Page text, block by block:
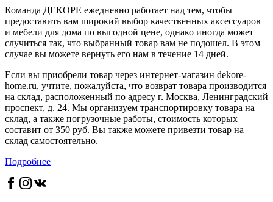
Команда ДЕКОРЕ ежедневно работает над тем, чтобы
предоставить вам широкий выбор качественных аксессуаров
и мебели для дома по выгодной цене, однако иногда может
случиться так, что выбранный товар вам не подошел. В этом
случае вы можете вернуть его нам в течение 14 дней.
Если вы приобрели товар через интернет-магазин dekore-
home.ru, учтите, пожалуйста, что возврат товара производится
на склад, расположенный по адресу г. Москва, Ленинградский
проспект, д. 24. Мы организуем транспортировку товара на
склад, а также погрузочные работы, стоимость которых
составит от 350 руб. Вы также можете привезти товар на
склад самостоятельно.
Подробнее